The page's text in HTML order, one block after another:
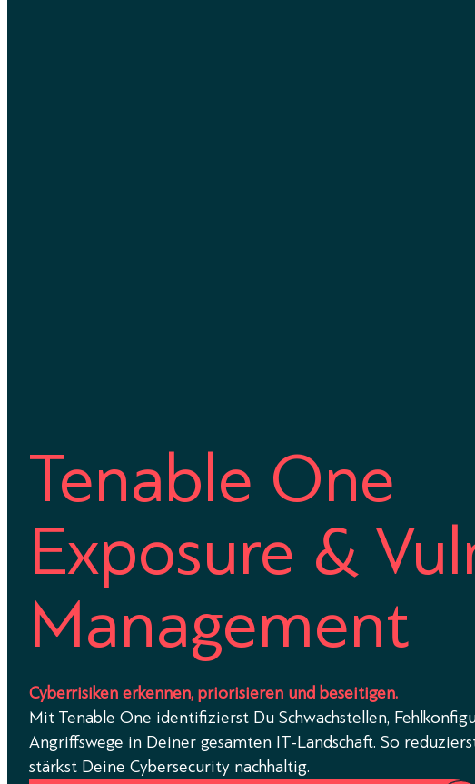
Tenable One
Exposure &
Management
Cyberrisiken erkennen, priorisieren und beseitigen.
Mit Tenable One identifizierst Du Schwachstellen,
Angriffswege in Deiner gesamten IT-Landschaft. So
stärkst Deine Cybersecurity nachhaltig.